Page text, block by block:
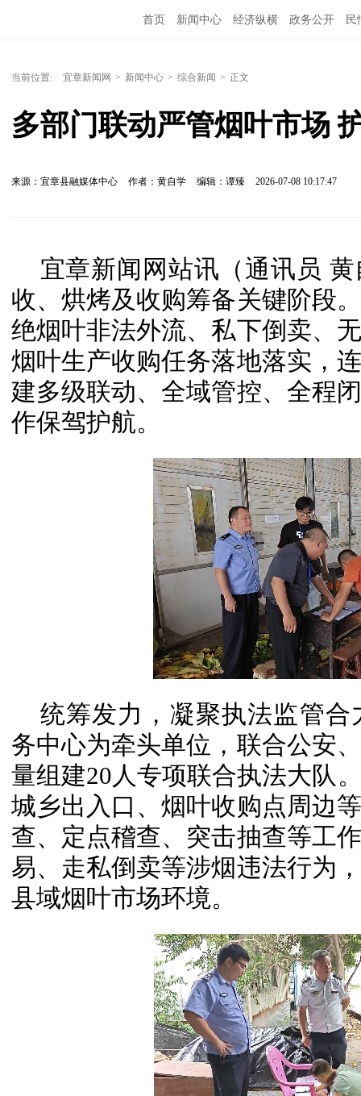
首页 新闻中心 经济纵横 政务公开 民
当前位置: 宜章新闻网 > 新闻中心 > 综合新闻 > 正文
多部门联动严管烟叶市场
来源：宜章县融媒体中心 作者：黄自学 编辑：谭臻 2026-07-08 10:17:47
宜章新闻网站讯（通讯员
收、烘烤及收购筹备关键阶段
绝烟叶非法外流、私下倒卖、
烟叶生产收购任务落地落实，
建多级联动、全域管控、全程
作保驾护航。
统筹发力，凝聚执法监管
务中心为牵头单位，联合公安
量组建20人专项联合执法大队
城乡出入口、烟叶收购点周边
查、定点稽查、突击抽查等工
易、走私倒卖等涉烟违法行为
县域烟叶市场环境。